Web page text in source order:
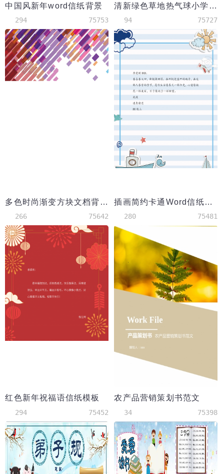
中国风新年word信纸背景
294 75753
清新绿色草地热气球小学作文集word模板
94 75727
多色时尚渐变方块文档背景word模板
266 75642
插画简约卡通Word信纸背景
280 75481
红色新年祝福语信纸模板
294 75452
农产品营销策划书范文
34 75398